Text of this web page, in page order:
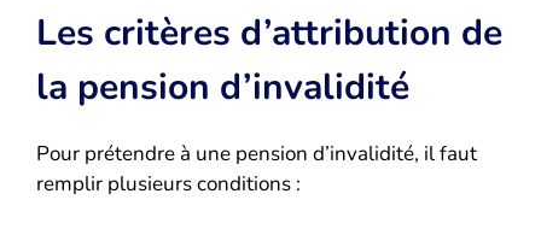
Les critères d’attribution de
la pension d’invalidité
Pour prétendre à une pension d’invalidité, il faut
remplir plusieurs conditions :